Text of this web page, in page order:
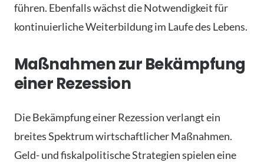
führen. Ebenfalls wächst die Notwendigkeit für
kontinuierliche Weiterbildung im Laufe des Lebens.
Maßnahmen zur Bekämpfung
einer Rezession
Die Bekämpfung einer Rezession verlangt ein
breites Spektrum wirtschaftlicher Maßnahmen.
Geld- und fiskalpolitische Strategien spielen eine